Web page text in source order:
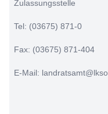
Zulassungsstelle
Tel: (03675) 871-0
Fax: (03675) 871-404
E-Mail: